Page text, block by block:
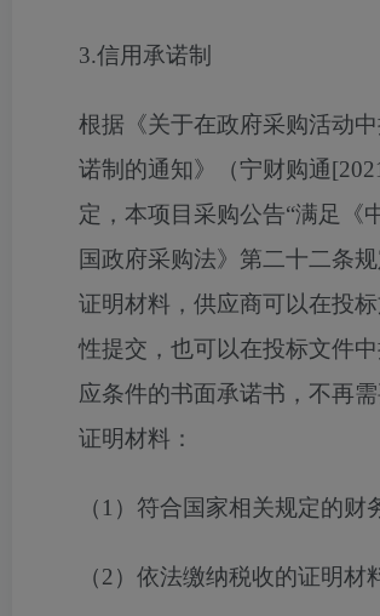
3.信用承诺制
根据《关于在政府采购活动
诺制的通知》（宁财购通
定，本项目采购公告“满足《
国政府采购法》第二十二条
证明材料，供应商可以在投
性提交，也可以在投标文件
应条件的书面承诺书，不再
证明材料：
（ 1）符合国家相关规定的财
（2）依法缴纳税收的证明材